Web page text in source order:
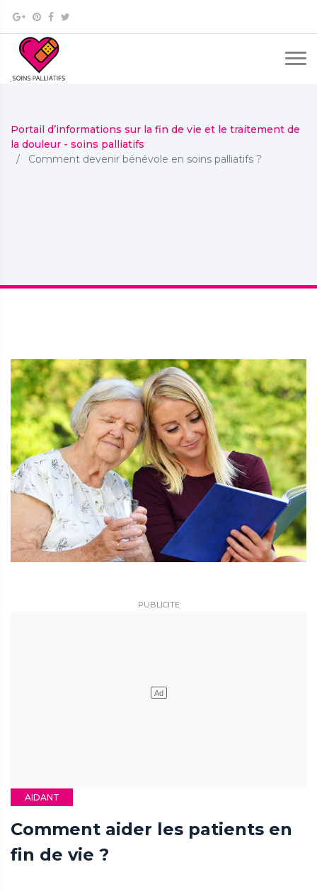
Portail d’informations sur la fin de vie et le traitement de
la douleur - soins palliatifs
Comment devenir bénévole en soins palliatifs ?
AIDANT
Comment aider les patients en
fin de vie ?